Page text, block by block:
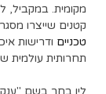
מקומית. במקביל,
קטנים שייצרו
טכניים ודרישות
​​תחרותית עולמית